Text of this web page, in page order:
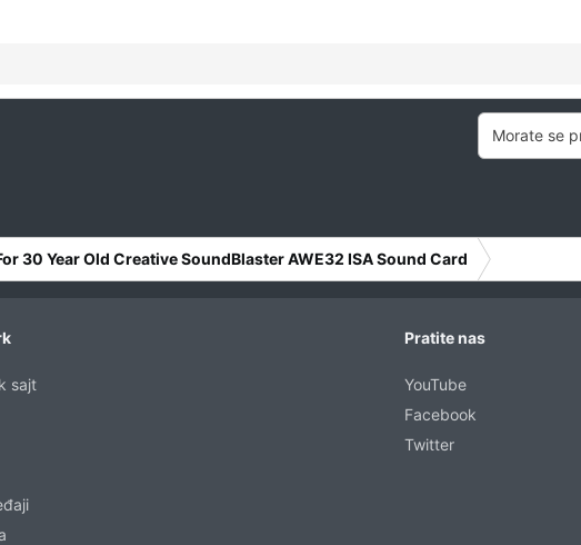
Morate se
30 Year Old Creative SoundBlaster AWE32 ISA Sound Card
sajt
Pratite nas
YouTube
Facebook
Twitter